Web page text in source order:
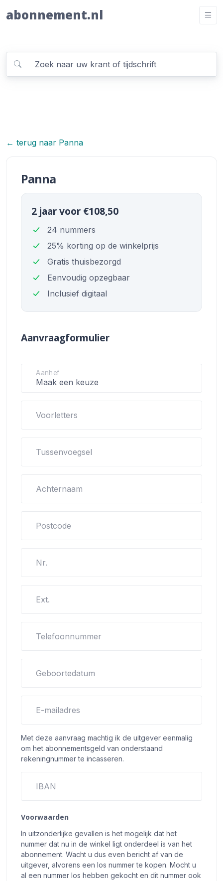
abonnement.nl
← terug naar Panna
Panna
2 jaar voor €108,50
24 nummers
25% korting op de winkelprijs
Gratis thuisbezorgd
Eenvoudig opzegbaar
Inclusief digitaal
Aanvraagformulier
Aanhef
Voorletters
Tussenvoegsel
Achternaam
Postcode
Nr.
Ext.
Telefoonnummer
Geboortedatum
E-mailadres
Met deze aanvraag machtig ik de uitgever eenmalig
om het abonnementsgeld van onderstaand
rekeningnummer te incasseren.
IBAN
Voorwaarden
In uitzonderlijke gevallen is het mogelijk dat het
nummer dat nu in de winkel ligt onderdeel is van het
abonnement. Wacht u dus even bericht af van de
uitgever, alvorens een los nummer te kopen. Mocht u
al een nummer los hebben gekocht en dit nummer ook